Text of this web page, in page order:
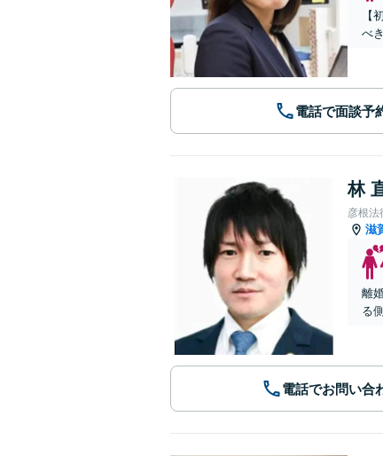
【
べ
電話で面談予
林
彦根法
滋
離
る
電話でお問い合